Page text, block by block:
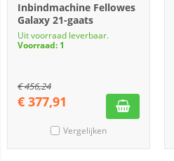
Inbindmachine Fellowes
Galaxy 21-gaats
Uit voorraad leverbaar.
Voorraad: 1
€456,24
€ 377,91
Vergelijken